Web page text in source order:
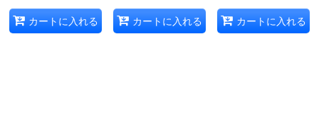
カートに入れる カートに入れる カートに入れる